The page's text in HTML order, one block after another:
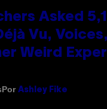
Asked
Vu,
Weird
Por Ashley Fike